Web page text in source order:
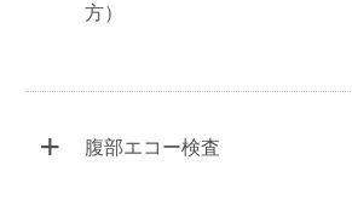
方）
①HCV(C型肝炎ウイル
+ 腹部エコー検査